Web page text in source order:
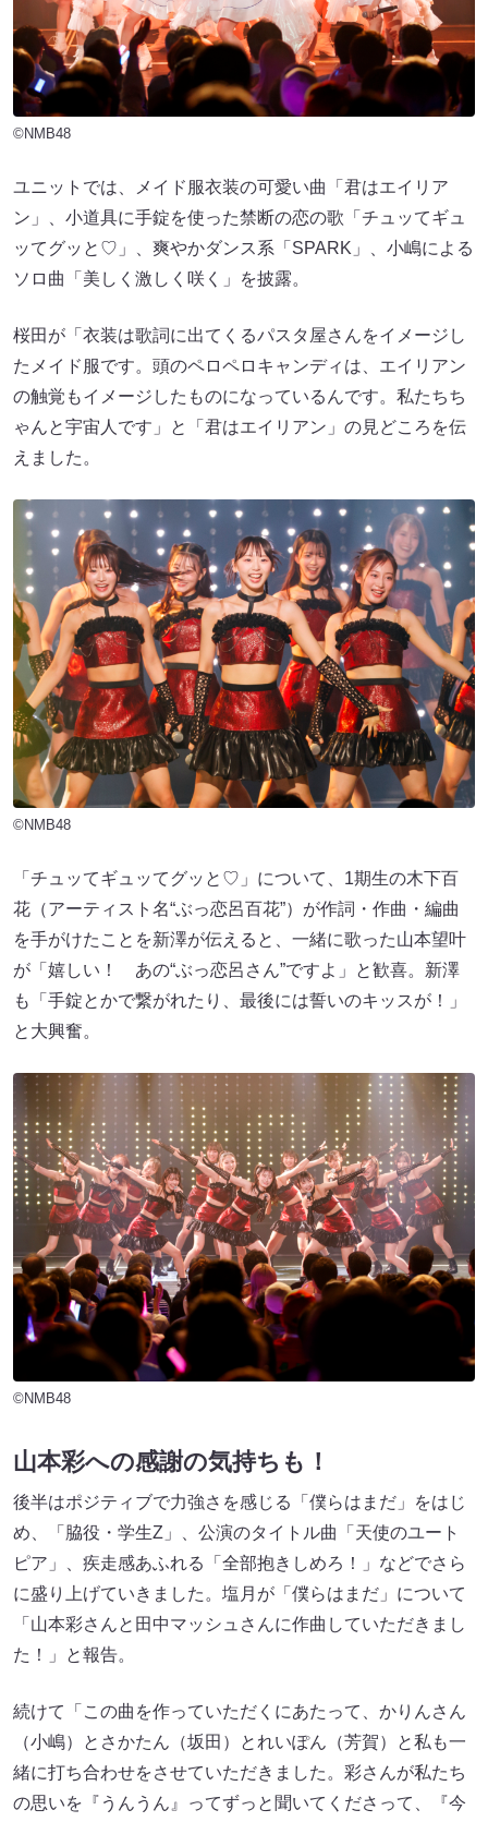
©NMB48
ユニットでは、メイド服衣装の可愛い曲「君はエイリア
ン」、小道具に手錠を使った禁断の恋の歌「チュッてギュ
ッてグッと♡」、爽やかダンス系「SPARK」、小嶋による
ソロ曲「美しく激しく咲く」を披露。
桜田が「衣装は歌詞に出てくるパスタ屋さんをイメージし
たメイド服です。頭のペロペロキャンディは、エイリアン
の触覚もイメージしたものになっているんです。私たちち
ゃんと宇宙人です」と「君はエイリアン」の見どころを伝
えました。
©NMB48
「チュッてギュッてグッと♡」について、1期生の木下百
花（アーティスト名“ぶっ恋呂百花”）が作詞・作曲・編曲
を手がけたことを新澤が伝えると、一緒に歌った山本望叶
が「嬉しい！ あの“ぶっ恋呂さん”ですよ」と歓喜。新澤
も「手錠とかで繋がれたり、最後には誓いのキッスが！」
と大興奮。
©NMB48
山本彩への感謝の気持ちも！
後半はポジティブで力強さを感じる「僕らはまだ」をはじ
め、「脇役・学生Z」、公演のタイトル曲「天使のユート
ピア」、疾走感あふれる「全部抱きしめろ！」などでさら
に盛り上げていきました。塩月が「僕らはまだ」について
「山本彩さんと田中マッシュさんに作曲していただきまし
た！」と報告。
続けて「この曲を作っていただくにあたって、かりんさん
（小嶋）とさかたん（坂田）とれいぽん（芳賀）と私も一
緒に打ち合わせをさせていただきました。彩さんが私たち
の思いを『うんうん』ってずっと聞いてくださって、『今